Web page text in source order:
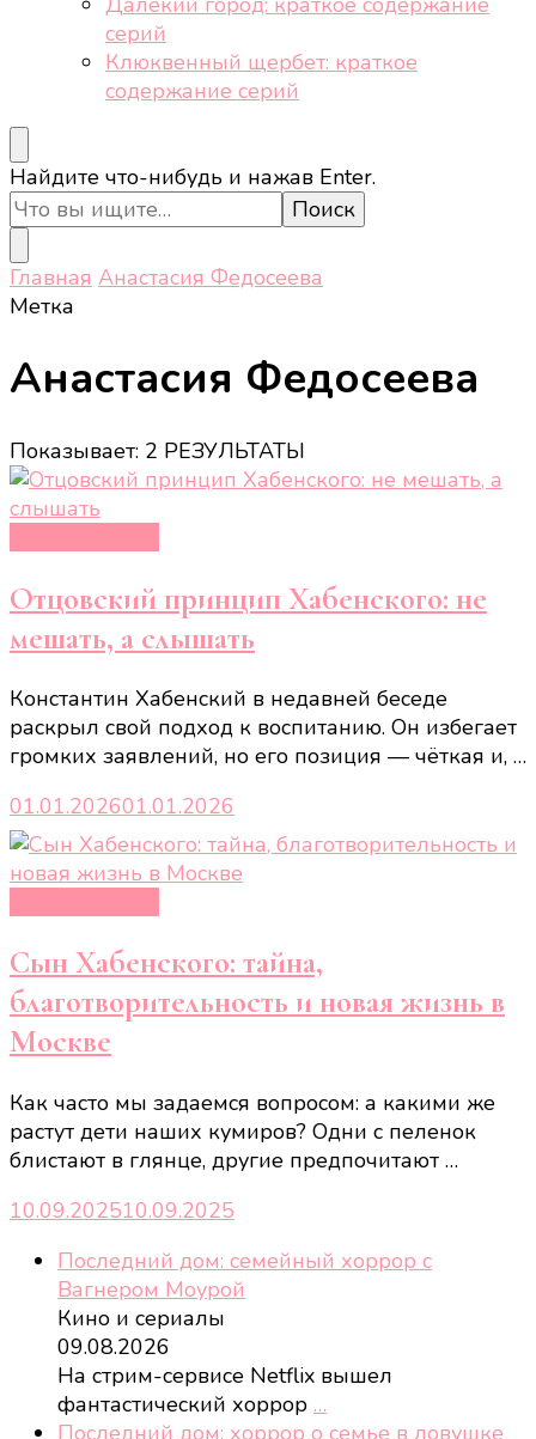
серий
Клюквенный щербет: краткое
содержание серий
Ищите
что-
то?
Найдите что-нибудь и нажав Enter.
Главная Анастасия Федосеева
Метка
Анастасия Федосеева
Показывает: 2 РЕЗУЛЬТАТЫ
Отцовский принцип Хабенского: не
мешать, а слышать
Константин Хабенский в недавней беседе
раскрыл свой подход к воспитанию. Он избегает
громких заявлений, но его позиция — чёткая и, …
01.01.202601.01.2026
Сын Хабенского: тайна,
благотворительность и новая жизнь в
Москве
Как часто мы задаемся вопросом: а какими же
растут дети наших кумиров? Одни с пеленок
блистают в глянце, другие предпочитают …
10.09.202510.09.2025
Последний дом: семейный хоррор с
Вагнером Моурой
Кино и сериалы
09.08.2026
На стрим-сервисе Netflix вышел
фантастический хоррор …
Последний дом: хоррор о семье в ловушке